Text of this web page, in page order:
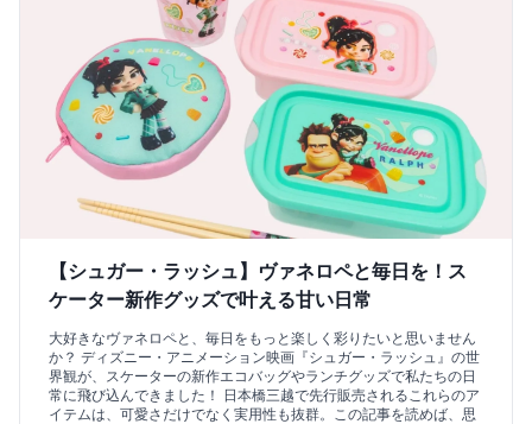
【シュガー・ラッシュ】ヴァネロペと毎日を！ス
ケーター新作グッズで叶える甘い日常
大好きなヴァネロペと、毎日をもっと楽しく彩りたいと思いません
か？ ディズニー・アニメーション映画『シュガー・ラッシュ』の世
界観が、スケーターの新作エコバッグやランチグッズで私たちの日
常に飛び込んできました！ 日本橋三越で先行販売されるこれらのア
イテムは、可愛さだけでなく実用性も抜群。この記事を読めば、思